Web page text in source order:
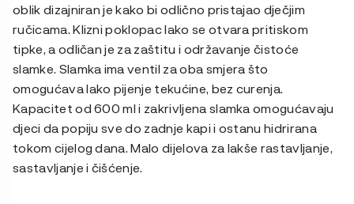
oblik dizajniran je kako bi odlično pristajao dječjim
ručicama. Klizni poklopac lako se otvara pritiskom
tipke, a odličan je za zaštitu i održavanje čistoće
slamke. Slamka ima ventil za oba smjera što
omogućava lako pijenje tekućine, bez curenja.
Kapacitet od 600 ml i zakrivljena slamka omogućavaju
djeci da popiju sve do zadnje kapi i ostanu hidrirana
tokom cijelog dana. Malo dijelova za lakše rastavljanje,
sastavljanje i čišćenje.